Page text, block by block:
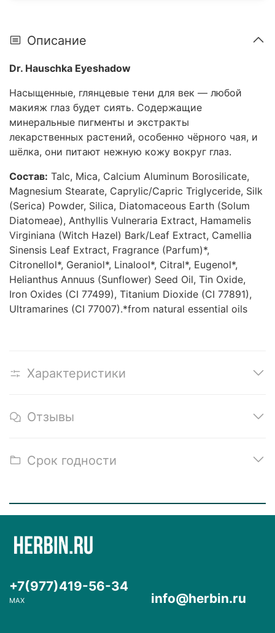
Описание
Dr. Hauschka Eyeshadow
Насыщенные, глянцевые тени для век — любой
макияж глаз будет сиять. Содержащие
минеральные пигменты и экстракты
лекарственных растений, особенно чёрного чая, и
шёлка, они питают нежную кожу вокруг глаз.
Состав: Talc, Mica, Calcium Aluminum Borosilicate,
Magnesium Stearate, Caprylic/Capric Triglyceride, Silk
(Serica) Powder, Silica, Diatomaceous Earth (Solum
Diatomeae), Anthyllis Vulneraria Extract, Hamamelis
Virginiana (Witch Hazel) Bark/Leaf Extract, Camellia
Sinensis Leaf Extract, Fragrance (Parfum)*,
Citronellol*, Geraniol*, Linalool*, Citral*, Eugenol*,
Helianthus Annuus (Sunflower) Seed Oil, Tin Oxide,
Iron Oxides (CI 77499), Titanium Dioxide (CI 77891),
Ultramarines (CI 77007).*from natural essential oils
Характеристики
Отзывы
Срок годности
+7(977)419-56-34
MAX info@herbin.ru